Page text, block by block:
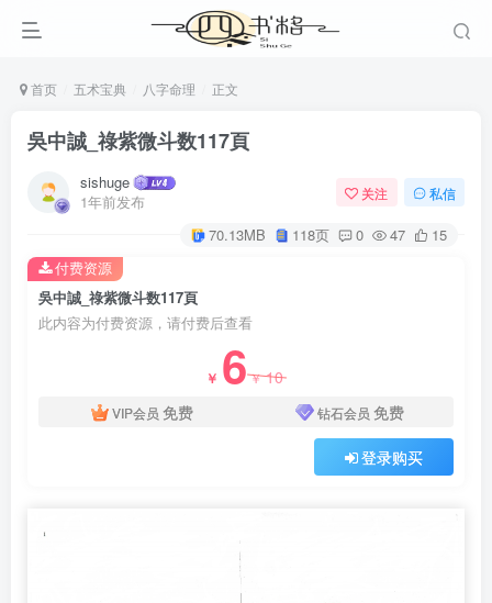
首页 五术宝典 八字命理 正文
吳中誠_祿紫微斗数117頁
sishuge
1年前发布
关注 私信
70.13MB 118页 0 47 15
吳中誠_祿紫微斗数117頁
此内容为付费资源，请付费后查看
￥ 6￥10
VIP会员 免费 钻石会员 免费
登录购买
付费资源